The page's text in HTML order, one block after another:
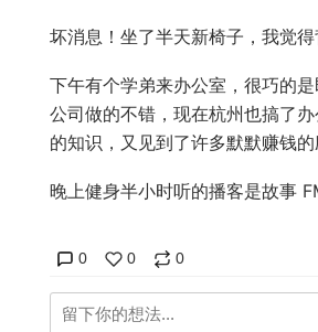
坏消息！坐了半天新椅子，我觉
下午有个学弟来办公室，很巧的
公司做的不错，现在杭州也搞了
的知识，又见到了许多默默赚钱的
晚上健身半小时听的播客是故事